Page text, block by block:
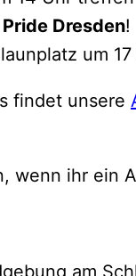
Dresden!
um 17
findet unsere
wenn ihr ein
am